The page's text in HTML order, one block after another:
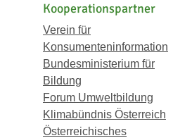
Kooperationspartner
Verein für
Konsumenteninformation
Bundesministerium für
Bildung
Forum Umweltbildung
Klimabündnis Österreich
Österreichisches